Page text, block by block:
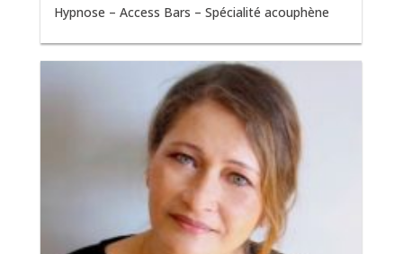
Hypnose – Access Bars – Spécialité acouphène